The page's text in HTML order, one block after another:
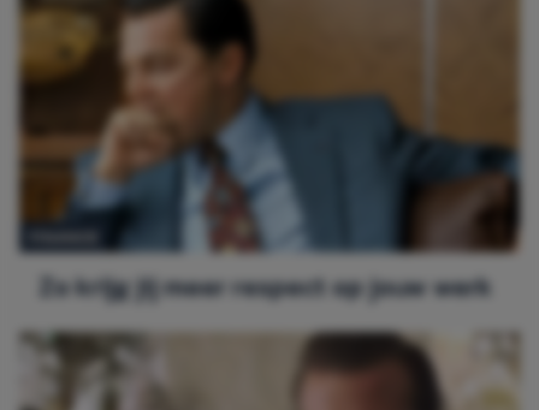
Zo krijg jij meer respect op jouw werk